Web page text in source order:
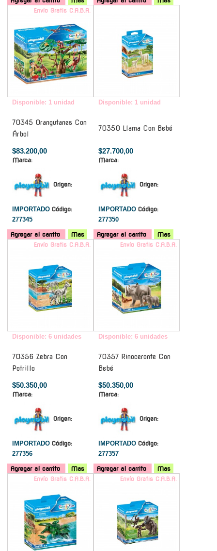
Envío Gratis C.A.B.A.
Disponible: 1 unidad
70345 Orangutanes Con
Árbol
$83.200,00
Marca:
Origen:
IMPORTADO Código:
277345
Agregar al carrito Mas
Disponible: 1 unidad
70350 Llama Con Bebé
$27.700,00
Marca:
Origen:
IMPORTADO Código:
277350
Agregar al carrito
Mas
Envío Gratis C.A.B.A.
Disponible: 6 unidades
70356 Zebra Con
Potrillo
$50.350,00
Marca:
Origen:
IMPORTADO Código:
277356
Agregar al carrito Mas
Envío Gratis C.A.B.A.
Disponible: 6 unidades
70357 Rinoceronte Con
Bebé
$50.350,00
Marca:
Origen:
IMPORTADO Código:
277357
Agregar al carrito
Mas
Envío Gratis C.A.B.A.
Envío Gratis C.A.B.A.